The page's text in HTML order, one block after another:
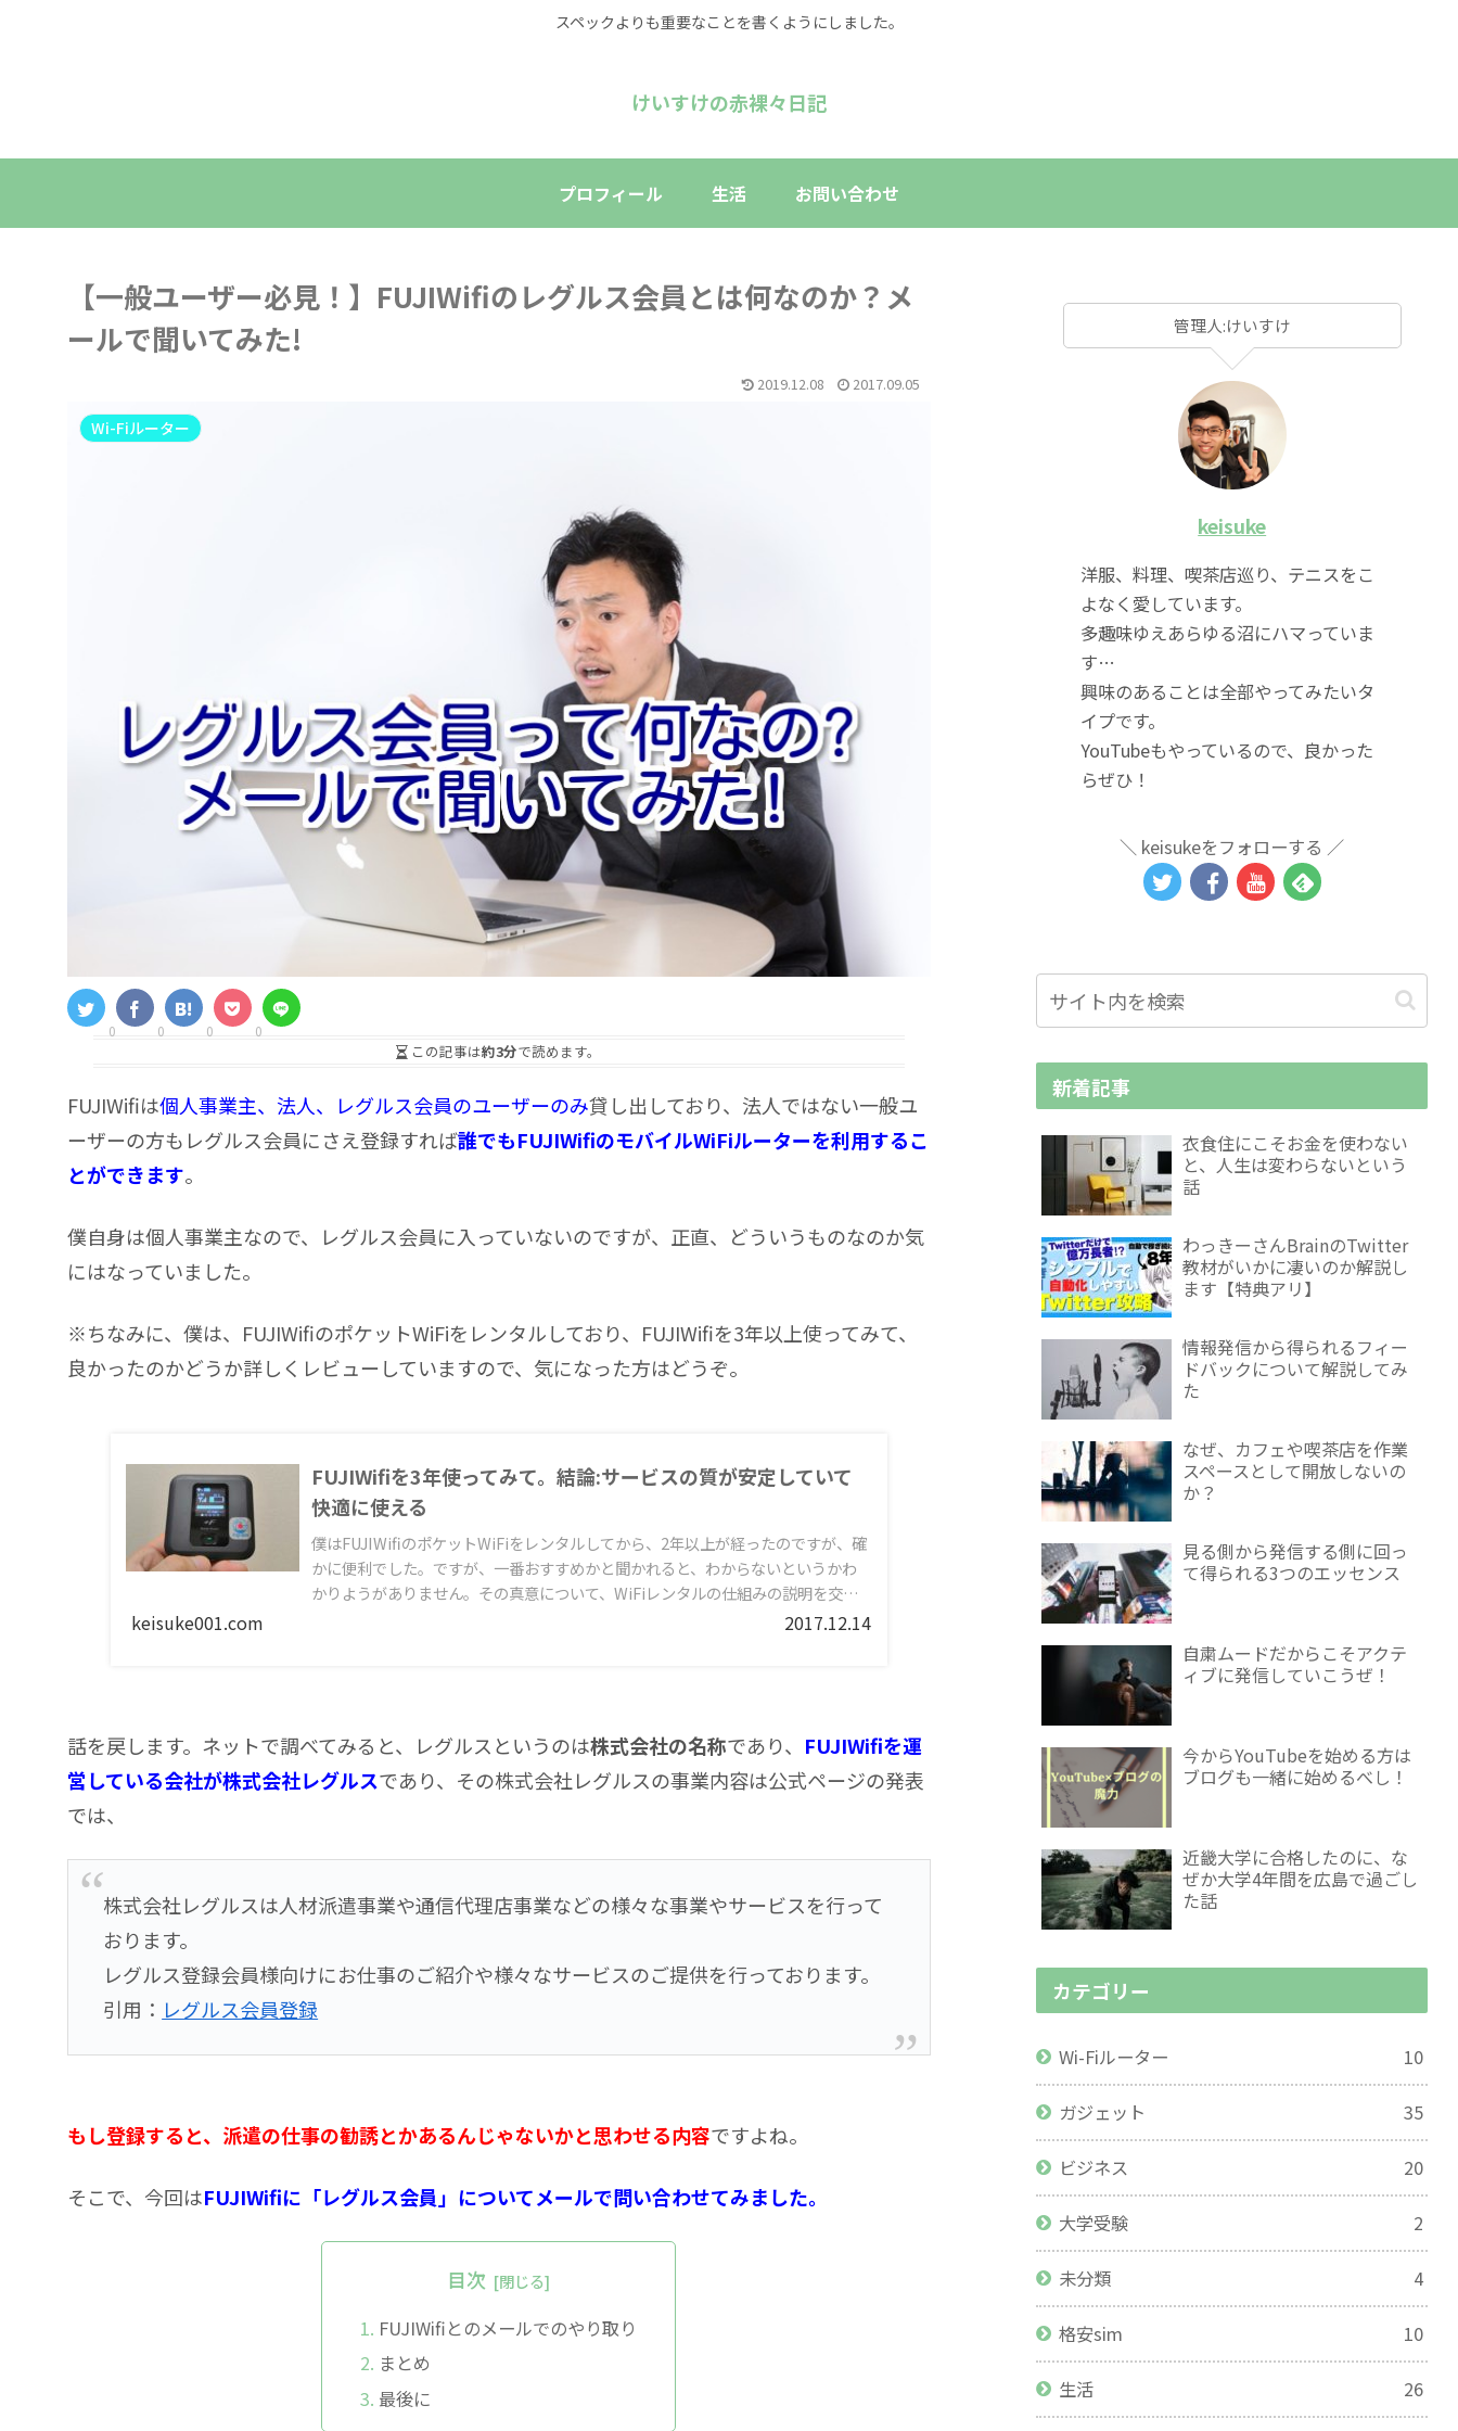
スペックよりも重要なことを書くようにしました。
けいすけの赤裸々日記
プロフィール 生活 お問い合わせ
【一般ユーザー必見！】FUJIWifiのレグルス会員とは何なのか？メ
ールで聞いてみた!
2019.12.08 2017.09.05
Wi-Fiルーター
0 0 0 0
この記事は約3分で読めます。
FUJIWifiは個人事業主、法人、レグルス会員のユーザーのみ貸し出しており、法人ではない一般ユ
ーザーの方もレグルス会員にさえ登録すれば誰でもFUJIWifiのモバイルWiFiルーターを利用するこ
とができます。
僕自身は個人事業主なので、レグルス会員に入っていないのですが、正直、どういうものなのか気
にはなっていました。
※ちなみに、僕は、FUJIWifiのポケットWiFiをレンタルしており、FUJIWifiを3年以上使ってみて、
良かったのかどうか詳しくレビューしていますので、気になった方はどうぞ。
FUJIWifiを3年使ってみて。結論:サービスの質が安定していて
快適に使える
僕はFUJIWifiのポケットWiFiをレンタルしてから、2年以上が経ったのですが、確
かに便利でした。ですが、一番おすすめかと聞かれると、わからないというかわ
かりようがありません。その真意について、WiFiレンタルの仕組みの説明を交え
keisuke001.com 2017.12.14
話を戻します。ネットで調べてみると、レグルスというのは株式会社の名称であり、 FUJIWifiを運
営している会社が株式会社レグルスであり、その株式会社レグルスの事業内容は公式ページの発表
では、
株式会社レグルスは人材派遣事業や通信代理店事業などの様々な事業やサービスを行って
おります。
レグルス登録会員様向けにお仕事のご紹介や様々なサービスのご提供を行っております。
引用： レグルス会員登録
もし登録すると、派遣の仕事の勧誘とかあるんじゃないかと思わせる内容ですよね。
そこで、今回はFUJIWifiに「レグルス会員」についてメールで問い合わせてみました。
目次
FUJIWifiとのメールでのやり取り
まとめ
最後に
管理人:けいすけ
keisuke
洋服、料理、喫茶店巡り、テニスをこ
よなく愛しています。
多趣味ゆえあらゆる沼にハマっていま
す…
興味のあることは全部やってみたいタ
イプです。
YouTubeもやっているので、良かった
らぜひ！
keisukeをフォローする
新着記事
衣食住にこそお金を使わない
と、人生は変わらないという
話
わっきーさんBrainのTwitter
教材がいかに凄いのか解説し
ます【特典アリ】
情報発信から得られるフィー
ドバックについて解説してみ
た
なぜ、カフェや喫茶店を作業
スペースとして開放しないの
か？
見る側から発信する側に回っ
て得られる3つのエッセンス
自粛ムードだからこそアクテ
ィブに発信していこうぜ！
今からYouTubeを始める方は
ブログも一緒に始めるべし！
近畿大学に合格したのに、な
ぜか大学4年間を広島で過ごし
た話
カテゴリー
Wi-Fiルーター 10
ガジェット 35
ビジネス 20
大学受験 2
未分類 4
格安sim 10
生活 26